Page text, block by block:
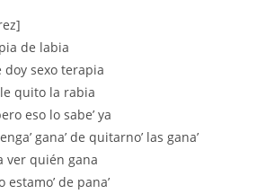
de labia
doy sexo terapia
quito la rabia
eso lo sabe’ ya
gana’ de quitarno’ las gana’
ver quién gana
de pana’